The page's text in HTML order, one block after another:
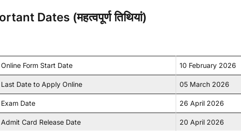
Dates (महत्वपूर्ण तिथियां)
Online Form Start Date 10 February 2026
Last Date to Apply Online 05 March 2026
Exam Date 26 April 2026
Admit Card Release Date 20 April 2026